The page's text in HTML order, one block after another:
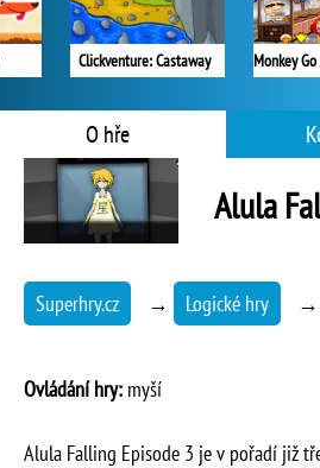
Clickventure: Castaway
O hře
Alula
Superhry.cz → Logické hry →
Ovládání hry: myší
Alula Falling Episode 3 je v pořadí již